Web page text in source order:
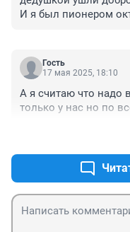
И я был пионером
Гость
17 мая 2025, 18:10
А я считаю что надо
только у нас но по